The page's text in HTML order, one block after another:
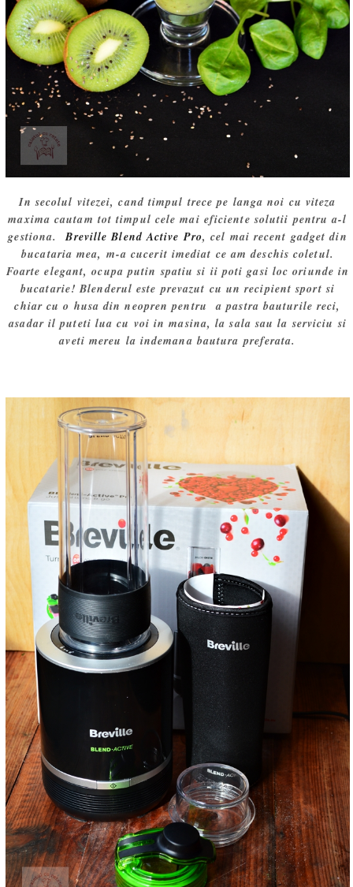
In secolul vitezei, cand timpul trece pe langa noi cu viteza
maxima cautam tot timpul cele mai eficiente solutii pentru a-l
gestiona.Breville Blend Active Pro, cel mai recent gadget din
bucataria mea, m-a cucerit imediat ce am deschis coletul.
Foarte elegant, ocupa putin spatiu si ii poti gasi loc oriunde in
bucatarie! Blenderul este prevazut cu un recipient sport si
chiar cu o husa din neopren pentru a pastra bauturile reci,
asadar il puteti lua cu voi in masina, la sala sau la serviciu si
aveti mereu la indemana bautura preferata.